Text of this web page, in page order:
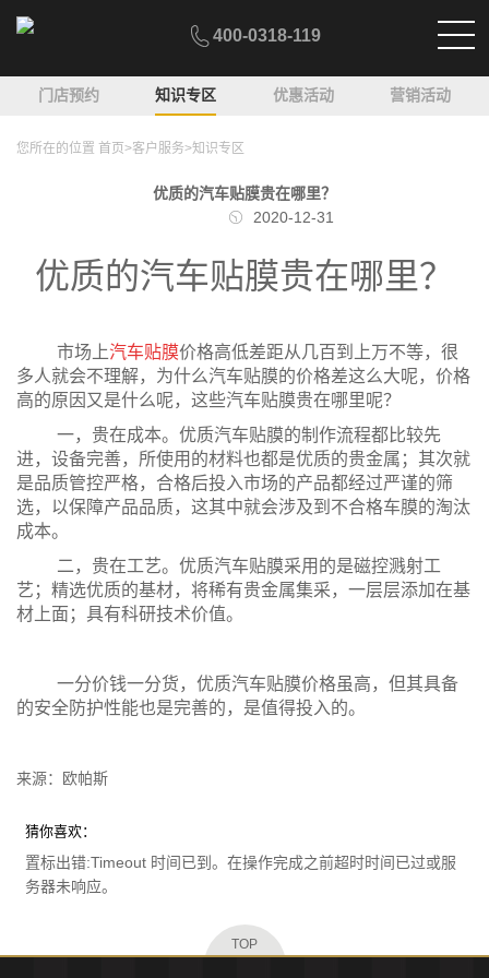
400-0318-119
门店预约 知识专区 优惠活动 营销活动
您所在的位置 首页>客户服务>知识专区
优质的汽车贴膜贵在哪里？
2020-12-31
优质的汽车贴膜贵在哪里？
市场上汽车贴膜价格高低差距从几百到上万不等，很
多人就会不理解，为什么汽车贴膜的价格差这么大呢，价格
高的原因又是什么呢，这些汽车贴膜贵在哪里呢？
一，贵在成本。优质汽车贴膜的制作流程都比较先
进，设备完善，所使用的材料也都是优质的贵金属；其次就
是品质管控严格，合格后投入市场的产品都经过严谨的筛
选，以保障产品品质，这其中就会涉及到不合格车膜的淘汰
成本。
二，贵在工艺。优质汽车贴膜采用的是磁控溅射工
艺；精选优质的基材，将稀有贵金属集采，一层层添加在基
材上面；具有科研技术价值。
一分价钱一分货，优质汽车贴膜价格虽高，但其具备
的安全防护性能也是完善的，是值得投入的。
来源：欧帕斯
猜你喜欢：
置标出错:Timeout 时间已到。在操作完成之前超时时间已过或服
务器未响应。
TOP